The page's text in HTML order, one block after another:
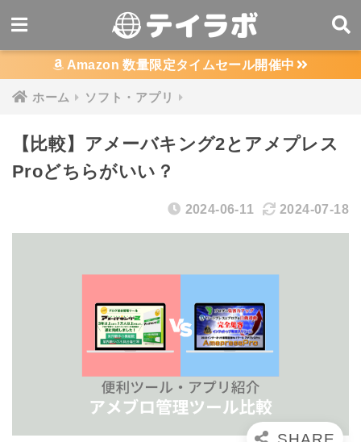
Amazon 数量限定タイムセール開催中
ホーム ソフト・アプリ
【比較】アメーバキング2とアメプレス
Proどちらがいい？
2024-06-11 2024-07-18